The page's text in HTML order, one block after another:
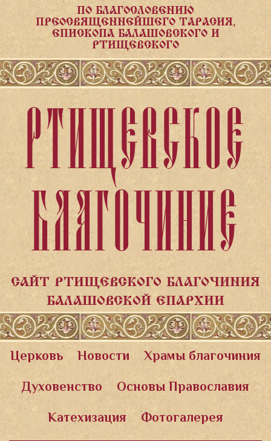
ПО БЛАГОСЛОВЕНИЮ
ПРЕОСВЯЩЕННЕЙШЕГО ТАРАСИЯ,
ЕПИСКОПА БАЛАШОВСКОГО И
РТИЩЕВСКОГО
РТИЩЕВСКОЕ
БЛАГОЧИНИЕ
САЙТ РТИЩЕВСКОГО БЛАГОЧИНИЯ
БАЛАШОВСКОЙ ЕПАРХИИ
Церковь Новости
Храмы благочиния
Духовенство
Основы Православия
Катехизация
Фотогалерея